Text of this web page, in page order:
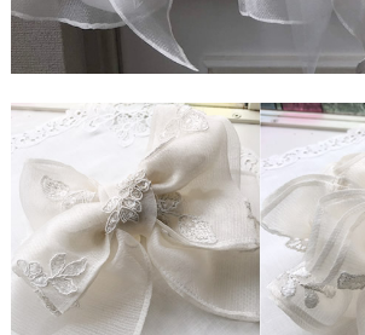
【ドレスリメイク】豪華レースのミニ
レス
【ドレスリメイク】バッグ＆ポーチ
ド
【ドレスリメイク】シフォンオーガン
ドレス